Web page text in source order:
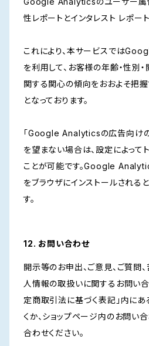
性レポートとインタレスト レポート
これにより、本サービスでは
を利用して、お客様の年齢・性別
関する関心の傾向をおおよそ把
となっております。
「Google Analyticsの広告向け
を望まない場合は、設定によって
ことが可能です。Google
をブラウザにインストールされる
す。
12. お問い合わせ
開示等のお申出、ご意見、ご質問
人情報の取扱いに関するお問い合
定商取引法に基づく表記」内に
くか、ショップページ内のお問い
合わせください。